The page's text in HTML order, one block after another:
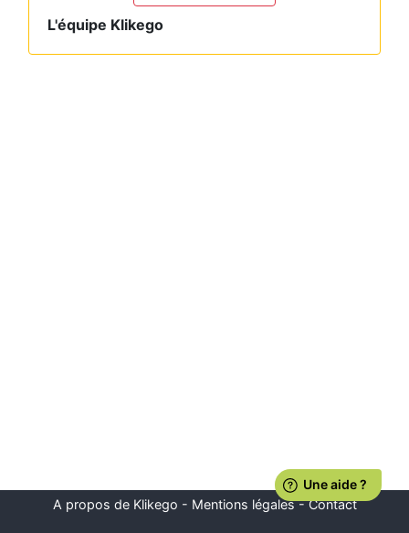
L'équipe Klikego
A propos de Klikego - Mentions légales-Contact